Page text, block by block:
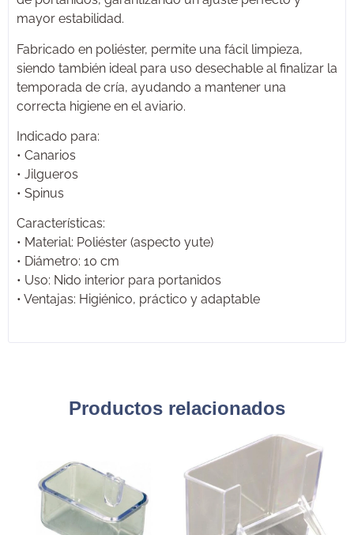
mayor estabilidad.
Fabricado en poliéster, permite una fácil limpieza,
siendo también ideal para uso desechable al finalizar la
temporada de cría, ayudando a mantener una
correcta higiene en el aviario.
Indicado para:
• Canarios
• Jilgueros
• Spinus
Características:
• Material: Poliéster (aspecto yute)
• Diámetro: 10 cm
• Uso: Nido interior para portanidos
• Ventajas: Higiénico, práctico y adaptable
Productos relacionados